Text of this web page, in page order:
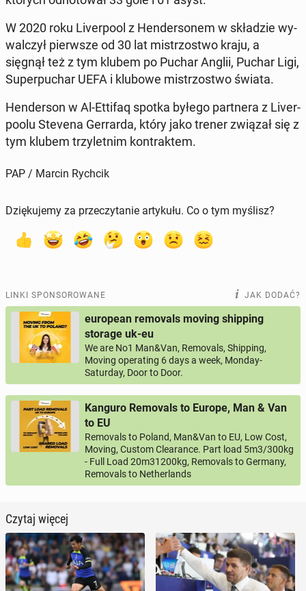
W 2020 roku Li­ver­po­ol z Hen­der­so­nem w skła­dzie wy­
wal­czył pierw­sze od 30 lat mi­strzo­stwo kraju, a
sięgnął też z tym klubem po Puchar Anglii, Puchar Ligi,
Su­per­pu­char UEFA i klubowe mi­strzo­stwo świata.
Hen­der­son w Al-Ettifaq spotka byłego part­ne­ra z Li­ver­
po­olu Stevena Ger­rar­da, który jako trener związał się z
tym klubem trzy­let­nim kon­trak­tem.
PAP / Marcin Rychcik
Dziękujemy za przeczytanie artykułu. Co o tym myślisz?
LINKI SPONSOROWANE JAK DODAĆ?
european removals moving shipping
storage uk-eu
We are No1 Man&Van, Removals, Shipping,
Moving operating 6 days a week, Monday-
Saturday, Door to Door.
Kanguro Removals to Europe, Man & Van
to EU
Removals to Poland, Man&Van to EU, Low Cost,
Moving, Custom Clearance. Part load 5m3/300kg
- Full Load 20m31200kg, Removals to Germany,
Removals to Netherlands
Czytaj więcej